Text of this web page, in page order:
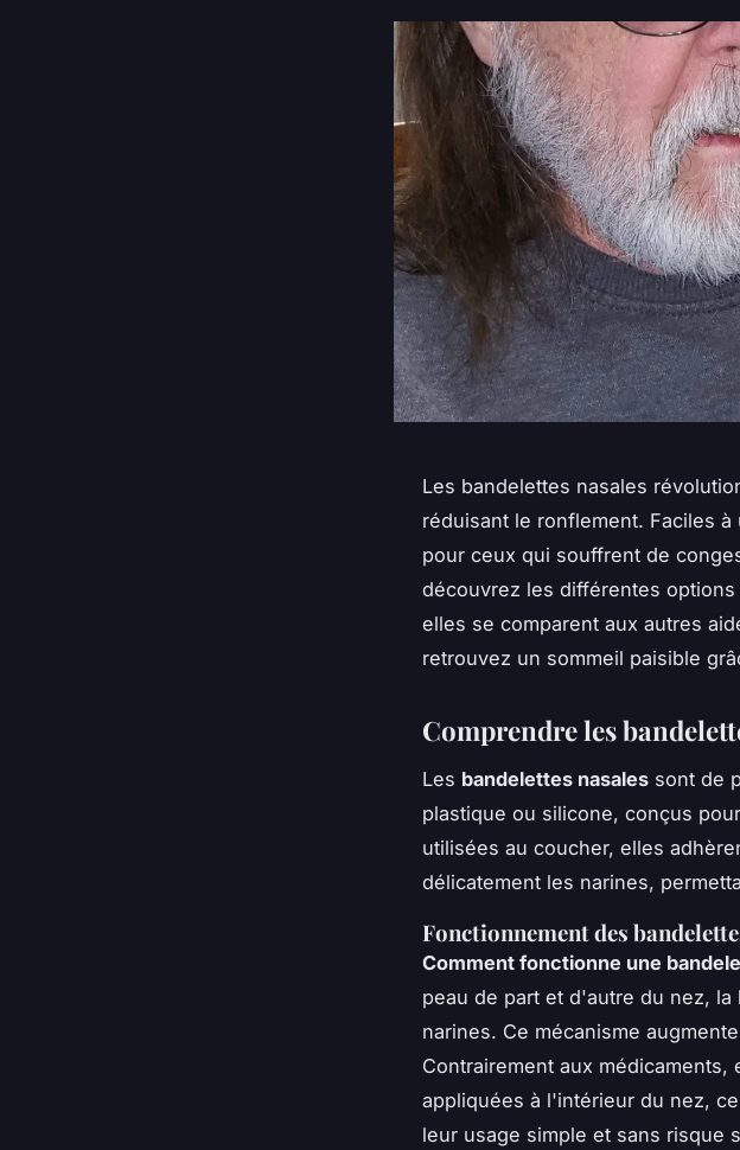
Les bandelettes nasales
réduisant le ronflement. Faciles
pour ceux qui souffrent de
découvrez les différentes
elles se comparent aux autres
retrouvez un sommeil paisible
Comprendre les
Les bandelettes nasales sont de
plastique ou silicone, conçus
utilisées au coucher, elles
délicatement les narines,
Fonctionnement des
Comment fonctionne une
peau de part et d'autre du nez,
narines. Ce mécanisme
Contrairement aux
appliquées à l'intérieur du nez,
leur usage simple et sans risque